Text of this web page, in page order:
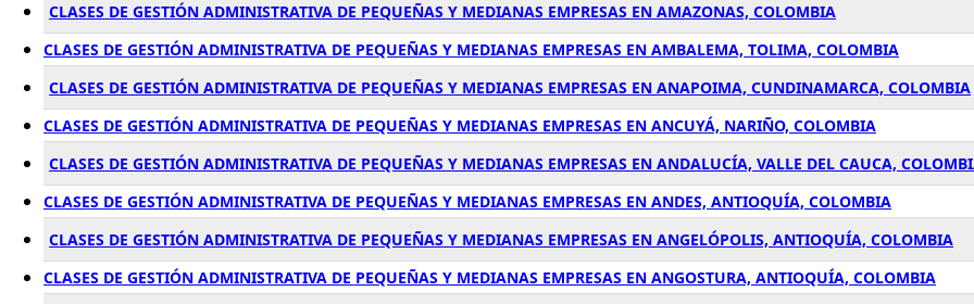
CLASES DE GESTIÓN ADMINISTRATIVA DE PEQUEÑAS Y MEDIANAS EMPRESAS EN AMAZONAS, COLOMBIA
CLASES DE GESTIÓN ADMINISTRATIVA DE PEQUEÑAS Y MEDIANAS EMPRESAS EN AMBALEMA, TOLIMA, COLOMBIA
CLASES DE GESTIÓN ADMINISTRATIVA DE PEQUEÑAS Y MEDIANAS EMPRESAS EN ANAPOIMA, CUNDINAMARCA, COLOMBIA
CLASES DE GESTIÓN ADMINISTRATIVA DE PEQUEÑAS Y MEDIANAS EMPRESAS EN ANCUYÁ, NARIÑO, COLOMBIA
CLASES DE GESTIÓN ADMINISTRATIVA DE PEQUEÑAS Y MEDIANAS EMPRESAS EN ANDALUCÍA, VALLE DEL CAUCA,
CLASES DE GESTIÓN ADMINISTRATIVA DE PEQUEÑAS Y MEDIANAS EMPRESAS EN ANDES, ANTIOQUÍA, COLOMBIA
CLASES DE GESTIÓN ADMINISTRATIVA DE PEQUEÑAS Y MEDIANAS EMPRESAS EN ANGELÓPOLIS, ANTIOQUÍA, COLOMBIA
CLASES DE GESTIÓN ADMINISTRATIVA DE PEQUEÑAS Y MEDIANAS EMPRESAS EN ANGOSTURA, ANTIOQUÍA, COLOMBIA